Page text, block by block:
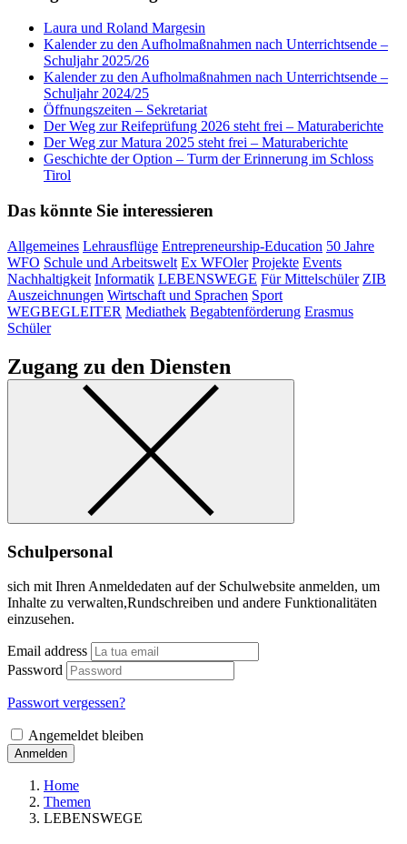
Laura und Roland Margesin
Kalender zu den Aufholmaßnahmen nach Unterrichtsende –
Schuljahr 2025/26
Kalender zu den Aufholmaßnahmen nach Unterrichtsende –
Schuljahr 2024/25
Öffnungszeiten – Sekretariat
Der Weg zur Reifeprüfung 2026 steht frei – Maturaberichte
Der Weg zur Matura 2025 steht frei – Maturaberichte
Geschichte der Option – Turm der Erinnerung im Schloss
Tirol
Das könnte Sie interessieren
Allgemeines Lehrausflüge Entrepreneurship-Education 50 Jahre
WFO Schule und Arbeitswelt Ex WFOler Projekte Events
Nachhaltigkeit Informatik LEBENSWEGE Für Mittelschüler ZIB
Auszeichnungen Wirtschaft und Sprachen Sport
WEGBEGLEITER Mediathek Begabtenförderung Erasmus
Schüler
Zugang zu den Diensten
Schulpersonal
sich mit Ihren Anmeldedaten auf der Schulwebsite anmelden, um
Inhalte zu verwalten,Rundschreiben und andere Funktionalitäten
einzusehen.
Email address
Password
Passwort vergessen?
Angemeldet bleiben
Anmelden
Home
Themen
LEBENSWEGE